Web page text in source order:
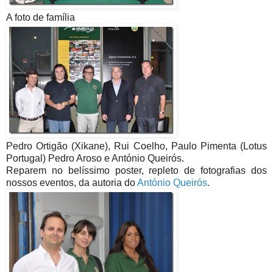
A foto de família
Pedro Ortigão (Xikane), Rui Coelho, Paulo Pimenta (Lotus
Portugal) Pedro Aroso e António Queirós.
Reparem no belíssimo poster, repleto de fotografias dos
nossos eventos, da autoria doAntónio Queirós.